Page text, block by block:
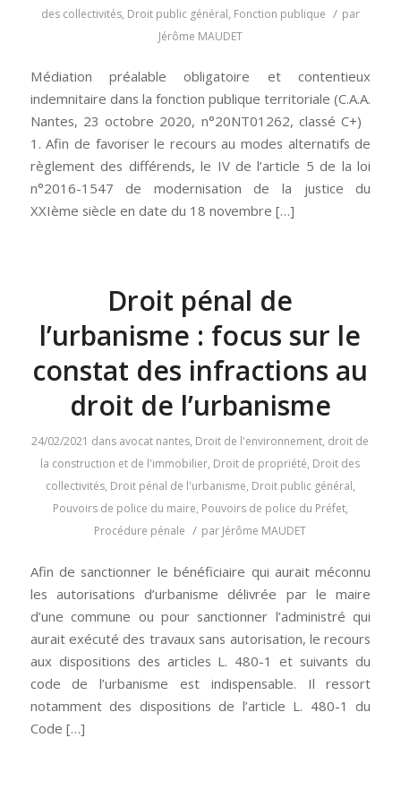
des collectivités, Droit public général, Fonction publique / par
Jérôme MAUDET
Médiation préalable obligatoire et contentieux
indemnitaire dans la fonction publique territoriale (C.A.A.
Nantes, 23 octobre 2020, n°20NT01262, classé C+)
1. Afin de favoriser le recours au modes alternatifs de
règlement des différends, le IV de l’article 5 de la loi
n°2016-1547 de modernisation de la justice du
XXIème siècle en date du 18 novembre […]
Droit pénal de
l’urbanisme : focus sur le
constat des infractions au
droit de l’urbanisme
24/02/2021 dans avocat nantes, Droit de l'environnement, droit de
la construction et de l'immobilier, Droit de propriété, Droit des
collectivités, Droit pénal de l'urbanisme, Droit public général,
Pouvoirs de police du maire, Pouvoirs de police du Préfet,
Procédure pénale / par Jérôme MAUDET
Afin de sanctionner le bénéficiaire qui aurait méconnu
les autorisations d’urbanisme délivrée par le maire
d’une commune ou pour sanctionner l’administré qui
aurait exécuté des travaux sans autorisation, le recours
aux dispositions des articles L. 480-1 et suivants du
code de l’urbanisme est indispensable. Il ressort
notamment des dispositions de l’article L. 480-1 du
Code […]